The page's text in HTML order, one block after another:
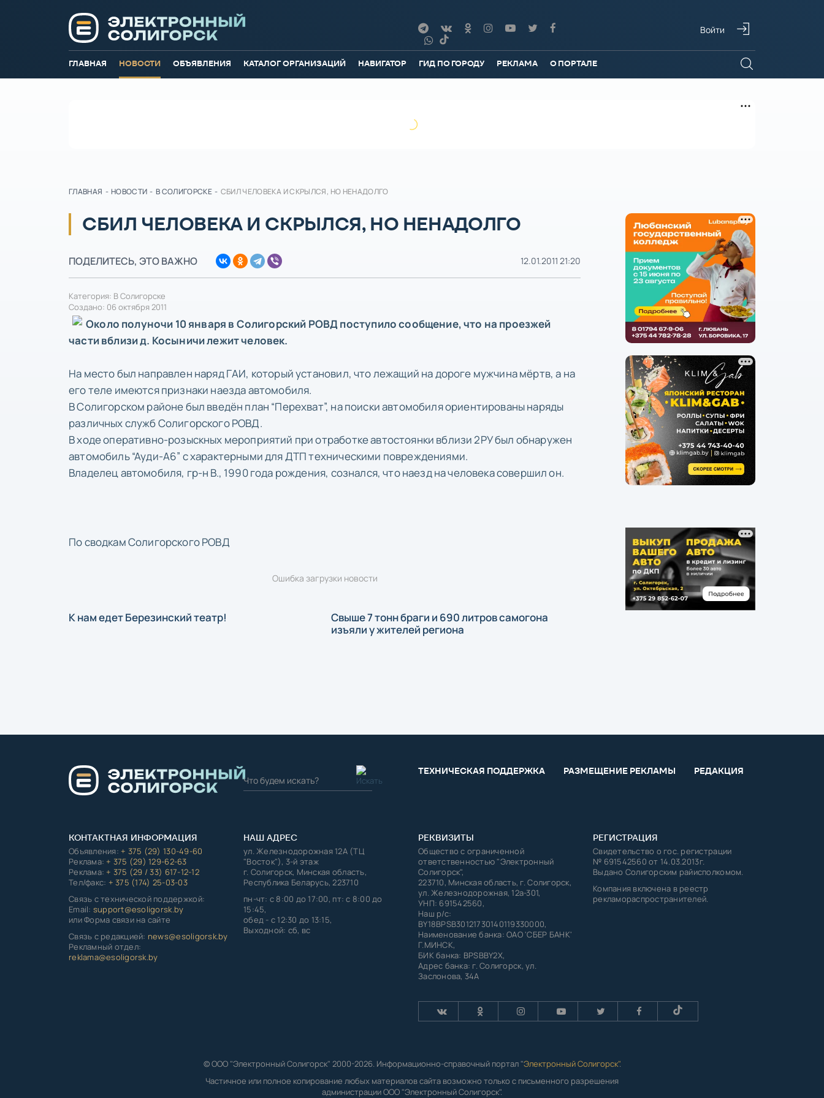
Войти
ГЛАВНАЯ НОВОСТИ ОБЪЯВЛЕНИЯ КАТАЛОГ ОРГАНИЗАЦИЙ НАВИГАТОР ГИД ПО ГОРОДУ РЕКЛАМА О ПОРТАЛЕ
ГЛАВНАЯ - НОВОСТИ - В СОЛИГОРСКЕ - СБИЛ ЧЕЛОВЕКА И СКРЫЛСЯ, НО НЕНАДОЛГО
СБИЛ ЧЕЛОВЕКА И СКРЫЛСЯ, НО НЕНАДОЛГО
ПОДЕЛИТЕСЬ, ЭТО ВАЖНО 12.01.2011 21:20
Категория: В Солигорске
Создано: 06 октября 2011
Около полуночи 10 января в Солигорский РОВД поступило сообщение, что на проезжей
части вблизи д. Косыничи лежит человек.
На место был направлен наряд ГАИ, который установил, что лежащий на дороге мужчина мёртв, а на
его теле имеются признаки наезда автомобиля.
В Солигорском районе был введён план “Перехват”, на поиски автомобиля ориентированы наряды
различных служб Солигорского РОВД.
В ходе оперативно-розыскных мероприятий при отработке автостоянки вблизи 2РУ был обнаружен
автомобиль “Ауди-А6” с характерными для ДТП техническими повреждениями.
Владелец автомобиля, гр-н В., 1990 года рождения, сознался, что наезд на человека совершил он.
По сводкам Солигорского РОВД
Ошибка загрузки новости
К нам едет Березинский театр!
Свыше 7 тонн браги и 690 литров самогона
изъяли у жителей региона
ТЕХНИЧЕСКАЯ ПОДДЕРЖКА РАЗМЕЩЕНИЕ РЕКЛАМЫ РЕДАКЦИЯ
КОНТАКТНАЯ ИНФОРМАЦИЯ
Объявления:+ 375 (29) 130-49-60
Реклама:+ 375 (29) 129-62-63
Реклама:+ 375 (29 / 33) 617-12-12
Тел/факс: + 375 (174) 25-03-03
Связь с технической поддержкой:
Email: support@esoligorsk.by
или Форма связи на сайте
Связь с редакцией: news@esoligorsk.by
Рекламный отдел:
reklama@esoligorsk.by
НАШ АДРЕС
ул. Железнодорожная 12А (ТЦ
"Восток"), 3-й этаж
г. Солигорск, Минская область,
Республика Беларусь, 223710
пн-чт: с 8:00 до 17:00, пт: с 8:00 до
15:45,
обед - с 12:30 до 13:15,
Выходной: сб, вс
РЕКВИЗИТЫ
Общество с ограниченной
ответственностью "Электронный
Солигорск",
223710, Минская область, г. Солигорск,
ул. Железнодорожная, 12а-301,
УНП: 691542560,
Наш р/с:
BY18BPSB30121730140119330000,
Наименование банка: ОАО 'СБЕР БАНК'
Г.МИНСК,
БИК банка: BPSBBY2X,
Адрес банка: г. Солигорск, ул.
Заслонова, 34А
РЕГИСТРАЦИЯ
Свидетельство о гос. регистрации
№ 691542560 от 14.03.2013г.
Выдано Солигорским райисполкомом.
Компания включена в реестр
рекламораспространителей.
© ООО "Электронный Солигорск" 2000-2026. Информационно-справочный портал "Электронный Солигорск".
Частичное или полное копирование любых материалов сайта возможно только с письменного разрешения
администрации ООО "Электронный Солигорск".